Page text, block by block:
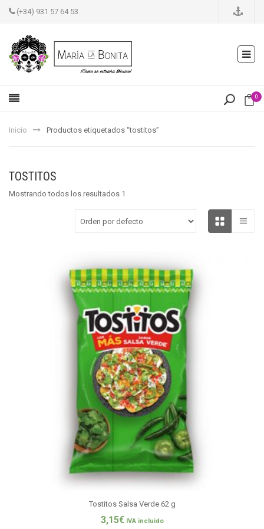
(+34) 931 57 64 53
0
Inicio Productos etiquetados “tostitos”
TOSTITOS
Mostrando todos los resultados 1
Tostitos Salsa Verde 62 g
3,15€ IVA incluido